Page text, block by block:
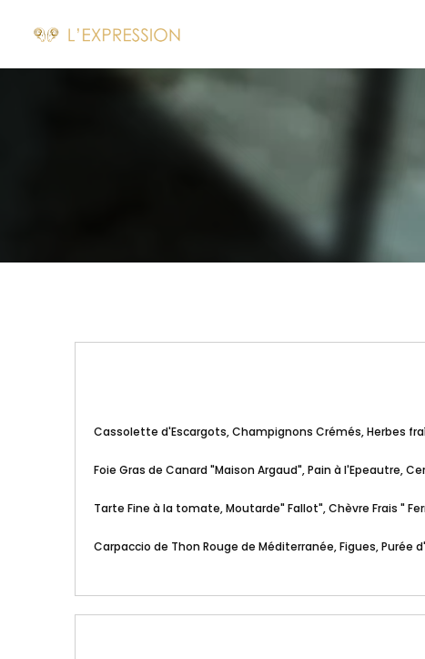
Cassolette d'Escargots, Champignons Crémés, Herbes
Foie Gras de Canard "Maison Argaud", Pain à l'Epeautre,
Tarte Fine à la tomate, Moutarde" Fallot", Chèvre Frais "
Carpaccio de Thon Rouge de Méditerranée, Figues, Purée